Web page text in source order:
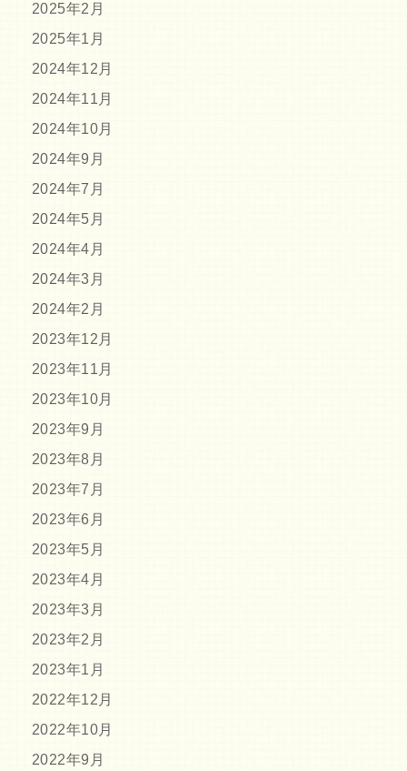
2025年2月
2025年1月
2024年12月
2024年11月
2024年10月
2024年9月
2024年7月
2024年5月
2024年4月
2024年3月
2024年2月
2023年12月
2023年11月
2023年10月
2023年9月
2023年8月
2023年7月
2023年6月
2023年5月
2023年4月
2023年3月
2023年2月
2023年1月
2022年12月
2022年10月
2022年9月